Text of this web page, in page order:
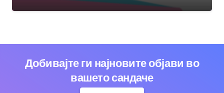
Добивајте ги најновите објави во
вашето сандаче